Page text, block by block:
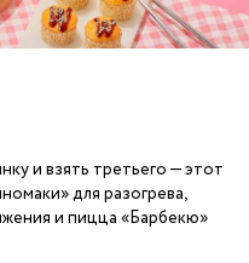
и взять третьего — этот
для разогрева,
и пицца «Барбекю»